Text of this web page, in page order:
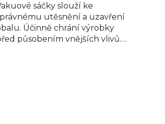
sáčky slouží ke
utěsnění a uzavření
Účinně chrání výrobky
působením vnějších vlivů.